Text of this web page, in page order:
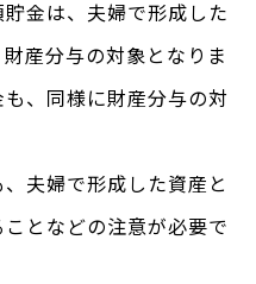
金は、夫婦で形成した
産分与の対象となりま
、同様に財産分与の対
夫婦で形成した資産と
となどの注意が必要で